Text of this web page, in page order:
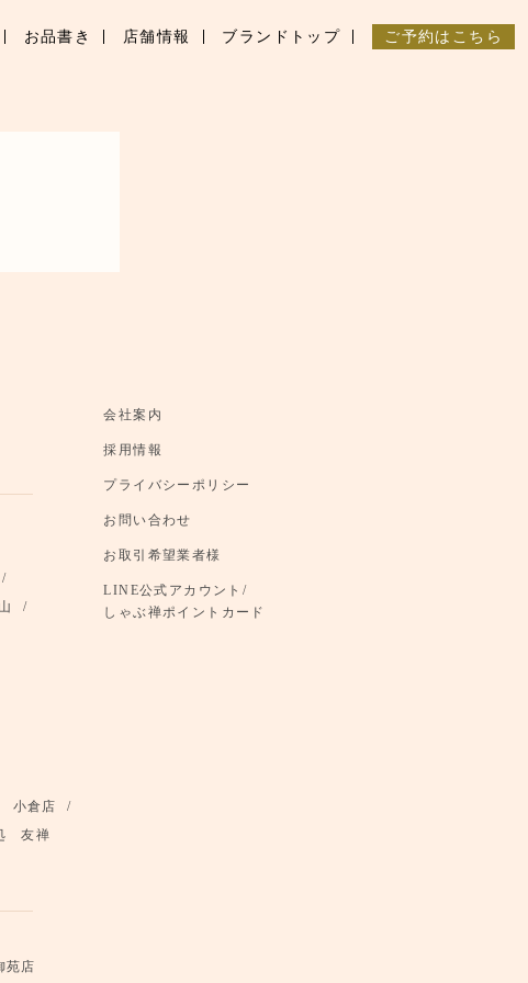
お品書き 店舗情報 ブランドトップ ご予約はこちら
小倉店
友禅
苑店
会社案内
採用情報
プライバシーポリシー
お問い合わせ
お取引希望業者様
LINE公式アカウント/
しゃぶ禅ポイントカード